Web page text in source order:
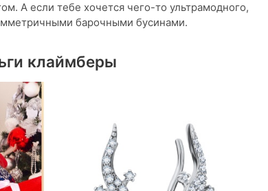
А если тебе хочется чего-то ультрамодного,
барочными бусинами.
клаймберы